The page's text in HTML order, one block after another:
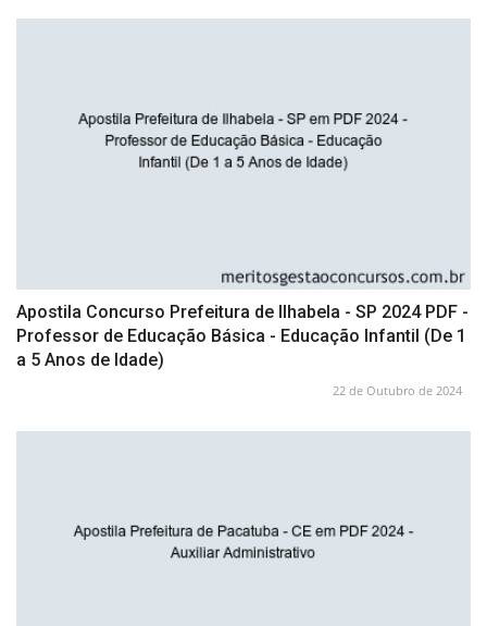
Apostila Concurso Prefeitura de Ilhabela - SP 2024 PDF -
Professor de Educação Básica - Educação Infantil (De 1
a 5 Anos de Idade)
22 de Outubro de 2024